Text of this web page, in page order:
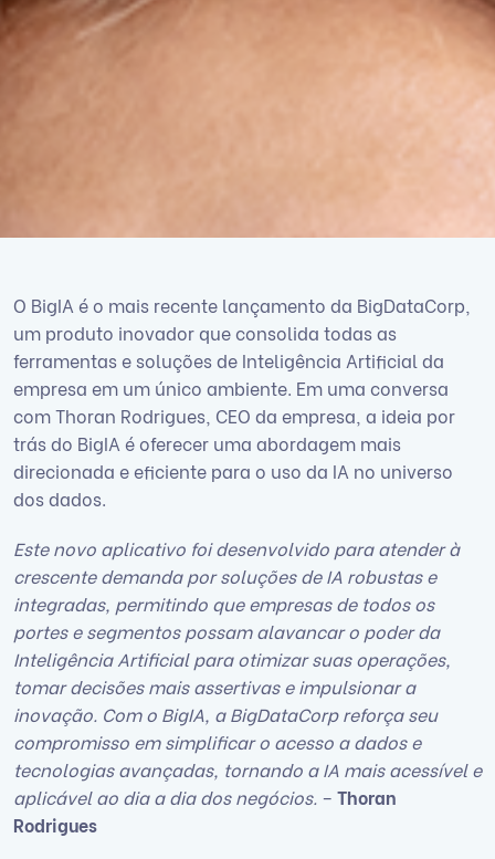
O BigIA é o mais recente lançamento da BigDataCorp,
um produto inovador que consolida todas as
ferramentas e soluções de Inteligência Artificial da
empresa em um único ambiente. Em uma conversa
com Thoran Rodrigues, CEO da empresa, a ideia por
trás do BigIA é oferecer uma abordagem mais
direcionada e eficiente para o uso da IA no universo
dos dados.
Este novo aplicativo foi desenvolvido para atender à
crescente demanda por soluções de IA robustas e
integradas, permitindo que empresas de todos os
portes e segmentos possam alavancar o poder da
Inteligência Artificial para otimizar suas operações,
tomar decisões mais assertivas e impulsionar a
inovação. Com o BigIA, a BigDataCorp reforça seu
compromisso em simplificar o acesso a dados e
tecnologias avançadas, tornando a IA mais acessível e
aplicável ao dia a dia dos negócios. – Thoran
Rodrigues